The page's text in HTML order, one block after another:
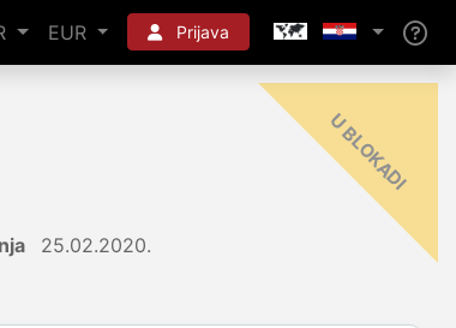
EUR Prijava
-
I
25.02.2020.